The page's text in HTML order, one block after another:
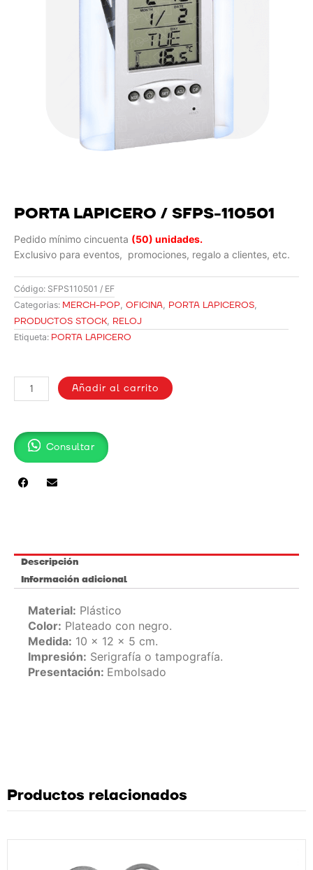
PORTA LAPICERO / SFPS-110501
Pedido mínimo cincuenta (50) unidades.
Exclusivo para eventos, promociones, regalo a clientes, etc.
Código: SFPS110501 / EF
Categorias: MERCH-POP, OFICINA, PORTA LAPICEROS,
PRODUCTOS STOCK, RELOJ
Etiqueta: PORTA LAPICERO
LAPICERO
/
110501
cantidad
Añadir al carrito
Consultar
Descripción
Información adicional
Material: Plástico
Color: Plateado con negro.
Medida: 10 x 12 x 5 cm.
Impresión: Serigrafía o tampografía.
Presentación: Embolsado
Productos relacionados